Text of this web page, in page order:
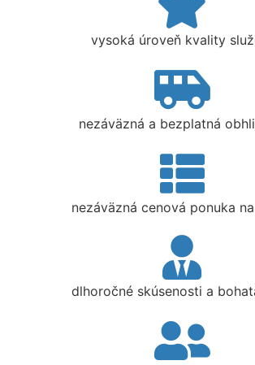
vysoká úroveň kvality
nezáväzná a bezplatná
nezáväzná cenová ponuka
dlhoročné skúsenosti a